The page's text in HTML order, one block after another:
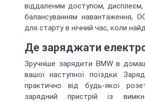
віддаленим доступом,
балансуванням навантаження,
для старту в нічний час, коли
Де заряджати
Зручніше зарядити BMW в
вашої наступної поїздки.
практично від будь-якої
зарядний пристрій із